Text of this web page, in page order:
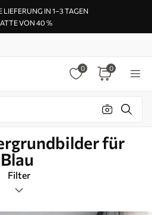
LIEFERUNG IN 1–3 TAGEN
VON 40 %
0 0
für
Filter
Tags